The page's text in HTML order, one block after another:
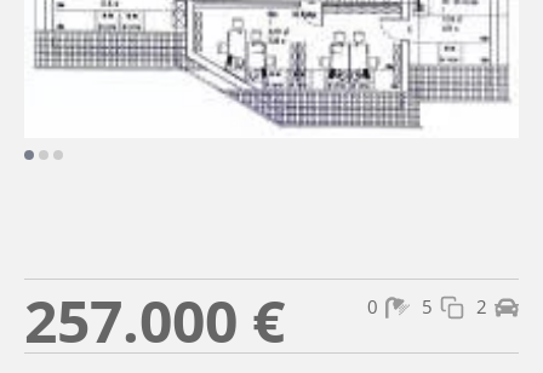
257.000 € 2
5
0